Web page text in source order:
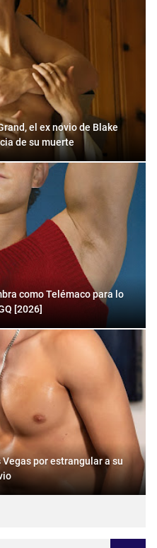
el ex novio de Blake
de su muerte
como Telémaco para lo
[2026]
por estrangular a su